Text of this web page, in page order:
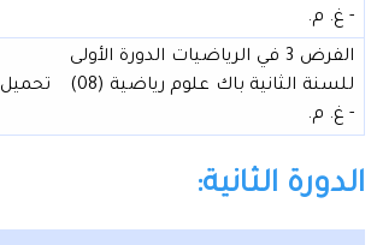
- غ. م.
الفرض 3 في الرياضيات الدورة الأولى
للسنة الثانية باك علوم رياضية (08)
- غ. م.
تحميل
الدورة الثانية: